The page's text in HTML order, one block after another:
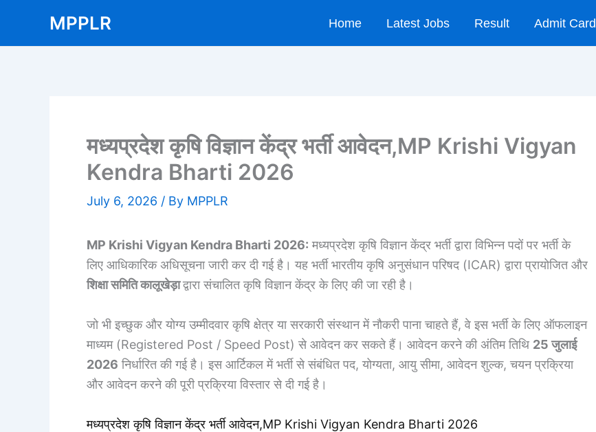
content
MPPLR Home Latest Jobs Result Admit Card
मध्यप्रदेश कृषि विज्ञान केंद्र भर्ती आवेदन,MP Krishi Vigyan
Kendra Bharti 2026
July 6, 2026 / By MPPLR
MP Krishi Vigyan Kendra Bharti 2026: मध्यप्रदेश कृषि विज्ञान केंद्र भर्ती द्वारा विभिन्न पदों पर भर्ती के
लिए आधिकारिक अधिसूचना जारी कर दी गई है। यह भर्ती भारतीय कृषि अनुसंधान परिषद (ICAR) द्वारा प्रायोजित और
शिक्षा समिति कालूखेड़ाद्वारा संचालित कृषि विज्ञान केंद्र के लिए की जा रही है।
जो भी इच्छुक और योग्य उम्मीदवार कृषि क्षेत्र या सरकारी संस्थान में नौकरी पाना चाहते हैं, वे इस भर्ती के लिए ऑफलाइन
माध्यम (Registered Post / Speed Post) से आवेदन कर सकते हैं। आवेदन करने की अंतिम तिथि 25 जुलाई
2026 निर्धारित की गई है। इस आर्टिकल में भर्ती से संबंधित पद, योग्यता, आयु सीमा, आवेदन शुल्क, चयन प्रक्रिया
और आवेदन करने की पूरी प्रक्रिया विस्तार से दी गई है।
मध्यप्रदेश कृषि विज्ञान केंद्र भर्ती आवेदन,MP Krishi Vigyan Kendra Bharti 2026